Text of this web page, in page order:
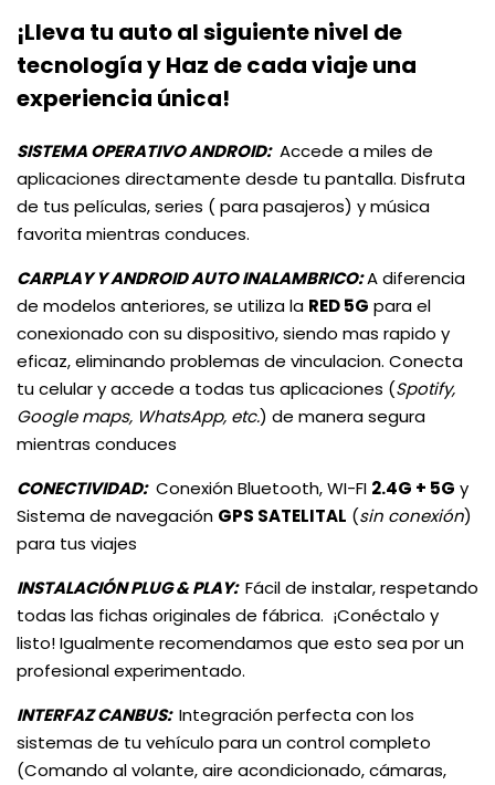
¡Lleva tu auto al siguiente nivel de
tecnología y Haz de cada viaje una
experiencia única!
SISTEMA OPERATIVO ANDROID:Accede a miles de
aplicaciones directamente desde tu pantalla. Disfruta
de tus películas, series ( para pasajeros) y música
favorita mientras conduces.
CARPLAY Y ANDROID AUTO INALAMBRICO:A diferencia
de modelos anteriores, se utiliza la RED5G para el
conexionado con su dispositivo, siendo mas rapido y
eficaz, eliminando problemas de vinculacion. Conecta
tu celular y accede a todas tus aplicaciones (Spotify,
Google maps, WhatsApp, etc.) de manera segura
mientras conduces
CONECTIVIDAD:Conexión Bluetooth, WI-FI 2.4G + 5G y
Sistema de navegación GPS SATELITAL (sin conexión)
para tus viajes
INSTALACIÓN PLUG & PLAY: Fácil de instalar, respetando
todas las fichas originales de fábrica. ¡Conéctalo y
listo! Igualmente recomendamos que esto sea por un
profesional experimentado.
INTERFAZ CANBUS: Integración perfecta con los
sistemas de tu vehículo para un control completo
(Comando al volante, aire acondicionado, cámaras,